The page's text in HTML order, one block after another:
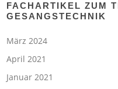
FACHARTIKEL ZUM
GESANGSTECHNIK
März 2024
April 2021
Januar 2021